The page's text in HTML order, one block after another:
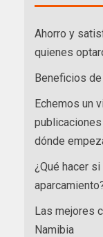
Ahorro y
quienes
Beneficios
Echemos un
dónde
¿Qué hacer
Las mejores
Namibia